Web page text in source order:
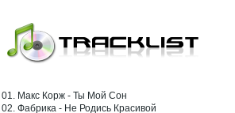
01. Макс Корж - Ты Мой Сон
02. Фабрика - Не Родись Красивой